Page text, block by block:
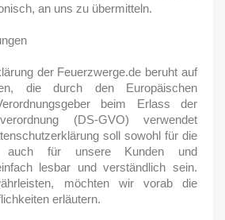
an uns zu übermitteln.
der Feuerzwerge.de beruht auf
die durch den Europäischen
beim Erlass der
(DS-GVO) verwendet
soll sowohl für die
auch für unsere Kunden und
lesbar und verständlich sein.
möchten wir vorab die
erläutern.